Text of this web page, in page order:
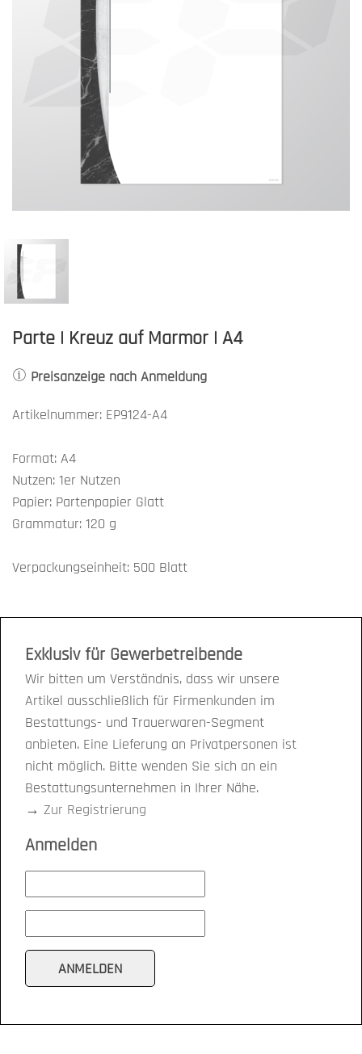
Parte | Kreuz auf Marmor | A4
Preisanzeige nach Anmeldung
Artikelnummer: EP9124-A4
Format: A4
Nutzen: 1er Nutzen
Papier: Partenpapier Glatt
Grammatur: 120 g
Verpackungseinheit: 500 Blatt
Exklusiv für Gewerbetreibende
Wir bitten um Verständnis, dass wir unsere
Artikel ausschließlich für Firmenkunden im
Bestattungs- und Trauerwaren-Segment
anbieten. Eine Lieferung an Privatpersonen ist
nicht möglich. Bitte wenden Sie sich an ein
Bestattungsunternehmen in Ihrer Nähe.
→ Zur Registrierung
Anmelden